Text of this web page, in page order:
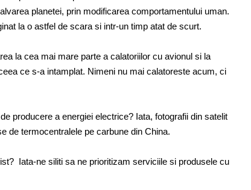
planetei, prin modificarea comportamentului uman.
la o astfel de scara si intr-un timp atat de scurt.
la cea mai mare parte a calatoriilor cu avionul si la
ce s-a intamplat. Nimeni nu mai calatoreste acum, ci
producere a energiei electrice? Iata, fotografii din satelit
de termocentralele pe carbune din China.
Iata-ne siliti sa ne prioritizam serviciile si produsele cu